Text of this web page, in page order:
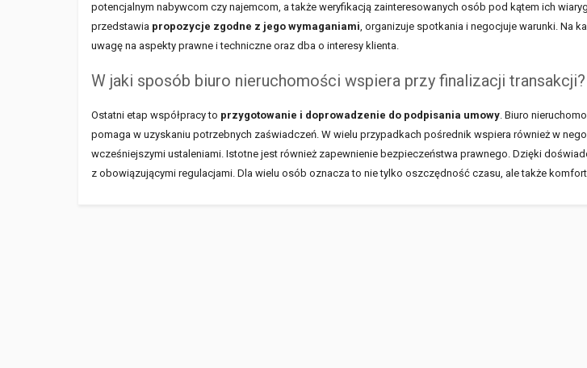
potencjalnym nabywcom czy najemcom, a także weryfikacją zainteresowanych osób pod kątem ich
przedstawia propozycje zgodne z jego wymaganiami, organizuje spotkania i negocjuje warunki. Na
uwagę na aspekty prawne i techniczne oraz dba o interesy klienta.
W jaki sposób biuro nieruchomości wspiera przy finalizacji transakcji?
Ostatni etap współpracy to przygotowanie i doprowadzenie do podpisania umowy. Biuro
pomaga w uzyskaniu potrzebnych zaświadczeń. W wielu przypadkach pośrednik wspiera również w
wcześniejszymi ustaleniami. Istotne jest również zapewnienie bezpieczeństwa prawnego. Dzięki
z obowiązującymi regulacjami. Dla wielu osób oznacza to nie tylko oszczędność czasu, ale także